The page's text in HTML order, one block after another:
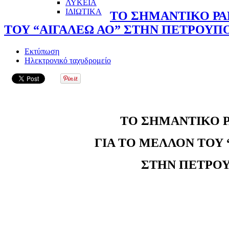
ΛΥΚΕΙΑ
ΙΔΙΩΤΙΚΑ
ΤΟ ΣΗΜΑΝΤΙΚΟ
ΤΟΥ “ΑΙΓΑΛΕΩ ΑΟ” ΣΤΗΝ
Εκτύπωση
Ηλεκτρονικό ταχυδρομείο
ΤΟ ΣΗΜΑΝΤΙΚΟ
ΓΙΑ ΤΟ ΜΕΛΛΟΝ ΤΟΥ
ΣΤΗΝ